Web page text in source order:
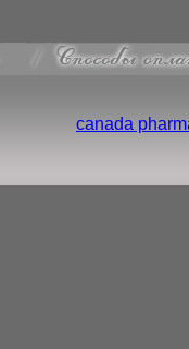
canada